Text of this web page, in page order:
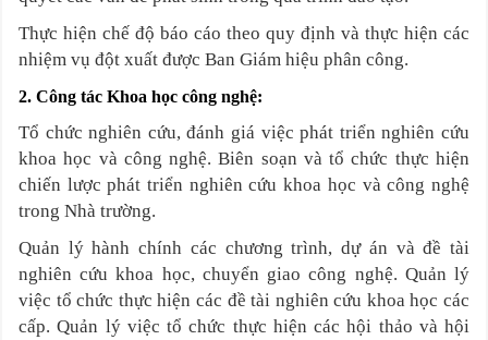
Thực hiện chế độ báo cáo theo quy định và thực hiện các
nhiệm vụ đột xuất được Ban Giám hiệu phân công.
2. Công tác Khoa học công nghệ:
Tổ chức nghiên cứu, đánh giá việc phát triển nghiên cứu
khoa học và công nghệ. Biên soạn và tổ chức thực hiện
chiến lược phát triển nghiên cứu khoa học và công nghệ
trong Nhà trường.
Quản lý hành chính các chương trình, dự án và đề tài
nghiên cứu khoa học, chuyển giao công nghệ. Quản lý
việc tổ chức thực hiện các đề tài nghiên cứu khoa học các
cấp. Quản lý việc tổ chức thực hiện các hội thảo và hội